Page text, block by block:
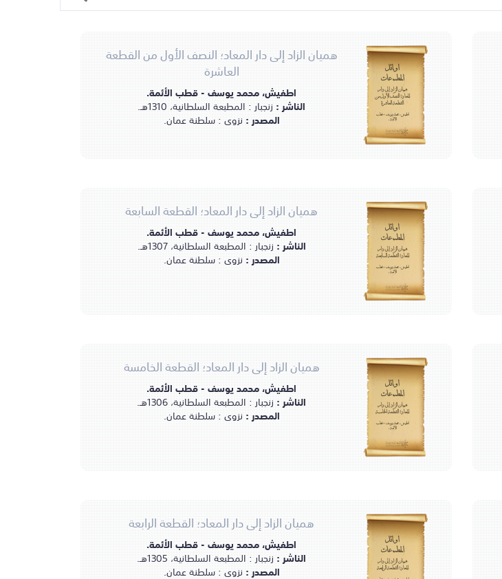
أوائل
المطبوعات
هميان الزاد إلى دار
المعاد؛ النصف الأول من
القطعة العاشرة
اطفيش، محمد يوسف - قطب
الأئمة.
هميان الزاد إلى دار المعاد؛ النصف الأول من القطعة
العاشرة
اطفيش، محمد يوسف - قطب الأئمة.
الناشر : زنجبار : المطبعة السلطانية، 1310هـ.
المصدر : نزوى : سلطنة عمان.
أوائل
المطبوعات
هميان الزاد إلى دار
المعاد؛ القطعة السابعة
اطفيش، محمد يوسف - قطب
الأئمة.
هميان الزاد إلى دار المعاد؛ القطعة السابعة
اطفيش، محمد يوسف - قطب الأئمة.
الناشر : زنجبار : المطبعة السلطانية، 1307هـ.
المصدر : نزوى : سلطنة عمان.
أوائل
المطبوعات
هميان الزاد إلى دار
المعاد؛ القطعة الخامسة
اطفيش، محمد يوسف - قطب
الأئمة.
هميان الزاد إلى دار المعاد؛ القطعة الخامسة
اطفيش، محمد يوسف - قطب الأئمة.
الناشر : زنجبار : المطبعة السلطانية، 1306هـ.
المصدر : نزوى : سلطنة عمان.
أوائل
المطبوعات
هميان الزاد إلى دار
المعاد؛ القطعة الرابعة
هميان الزاد إلى دار المعاد؛ القطعة الرابعة
اطفيش، محمد يوسف - قطب الأئمة.
الناشر : زنجبار : المطبعة السلطانية، 1305هـ.
المصدر : نزوى : سلطنة عمان.